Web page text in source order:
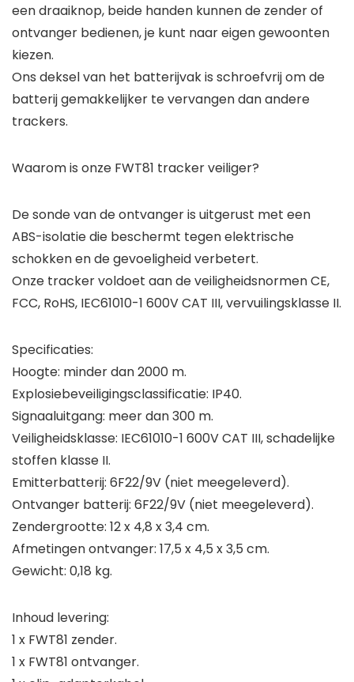
een draaiknop, beide handen kunnen de zender of
ontvanger bedienen, je kunt naar eigen gewoonten
kiezen.
Ons deksel van het batterijvak is schroefvrij om de
batterij gemakkelijker te vervangen dan andere
trackers.
Waarom is onze FWT81 tracker veiliger?
De sonde van de ontvanger is uitgerust met een
ABS-isolatie die beschermt tegen elektrische
schokken en de gevoeligheid verbetert.
Onze tracker voldoet aan de veiligheidsnormen CE,
FCC, RoHS, IEC61010-1 600V CAT III, vervuilingsklasse II.
Specificaties:
Hoogte: minder dan 2000 m.
Explosiebeveiligingsclassificatie: IP40.
Signaaluitgang: meer dan 300 m.
Veiligheidsklasse: IEC61010-1 600V CAT III, schadelijke
stoffen klasse II.
Emitterbatterij: 6F22/9V (niet meegeleverd).
Ontvanger batterij: 6F22/9V (niet meegeleverd).
Zendergrootte: 12 x 4,8 x 3,4 cm.
Afmetingen ontvanger: 17,5 x 4,5 x 3,5 cm.
Gewicht: 0,18 kg.
Inhoud levering:
1 x FWT81 zender.
1 x FWT81 ontvanger.